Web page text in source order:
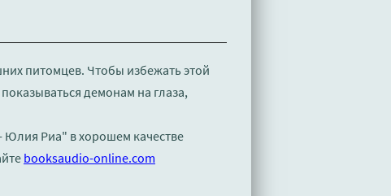
питомцев. Чтобы избежать этой
демонам на глаза,
Юлия Риа" в хорошем качестве
booksaudio-online.com